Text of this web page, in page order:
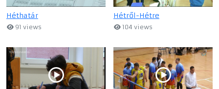
Héthatár
91 views
Hétről-Hétre
104 views